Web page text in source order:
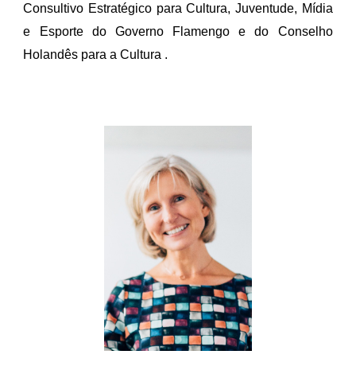
Consultivo Estratégico para Cultura, Juventude, Mídia
e Esporte do Governo Flamengo e do Conselho
Holandês para a Cultura .